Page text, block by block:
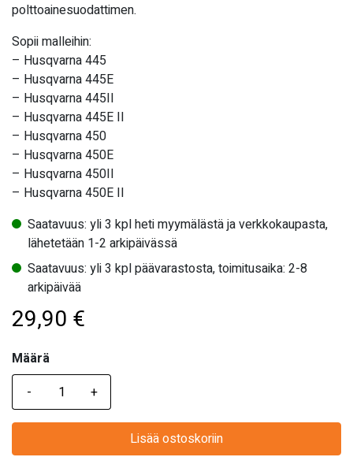
polttoainesuodattimen.
Sopii malleihin:
– Husqvarna 445
– Husqvarna 445E
– Husqvarna 445II
– Husqvarna 445E II
– Husqvarna 450
– Husqvarna 450E
– Husqvarna 450II
– Husqvarna 450E II
Saatavuus: yli 3 kpl heti myymälästä ja verkkokaupasta,
lähetetään 1-2 arkipäivässä
Saatavuus: yli 3 kpl päävarastosta, toimitusaika: 2-8
arkipäivää
29,90 €
Määrä
Määrä
Lisää ostoskoriin